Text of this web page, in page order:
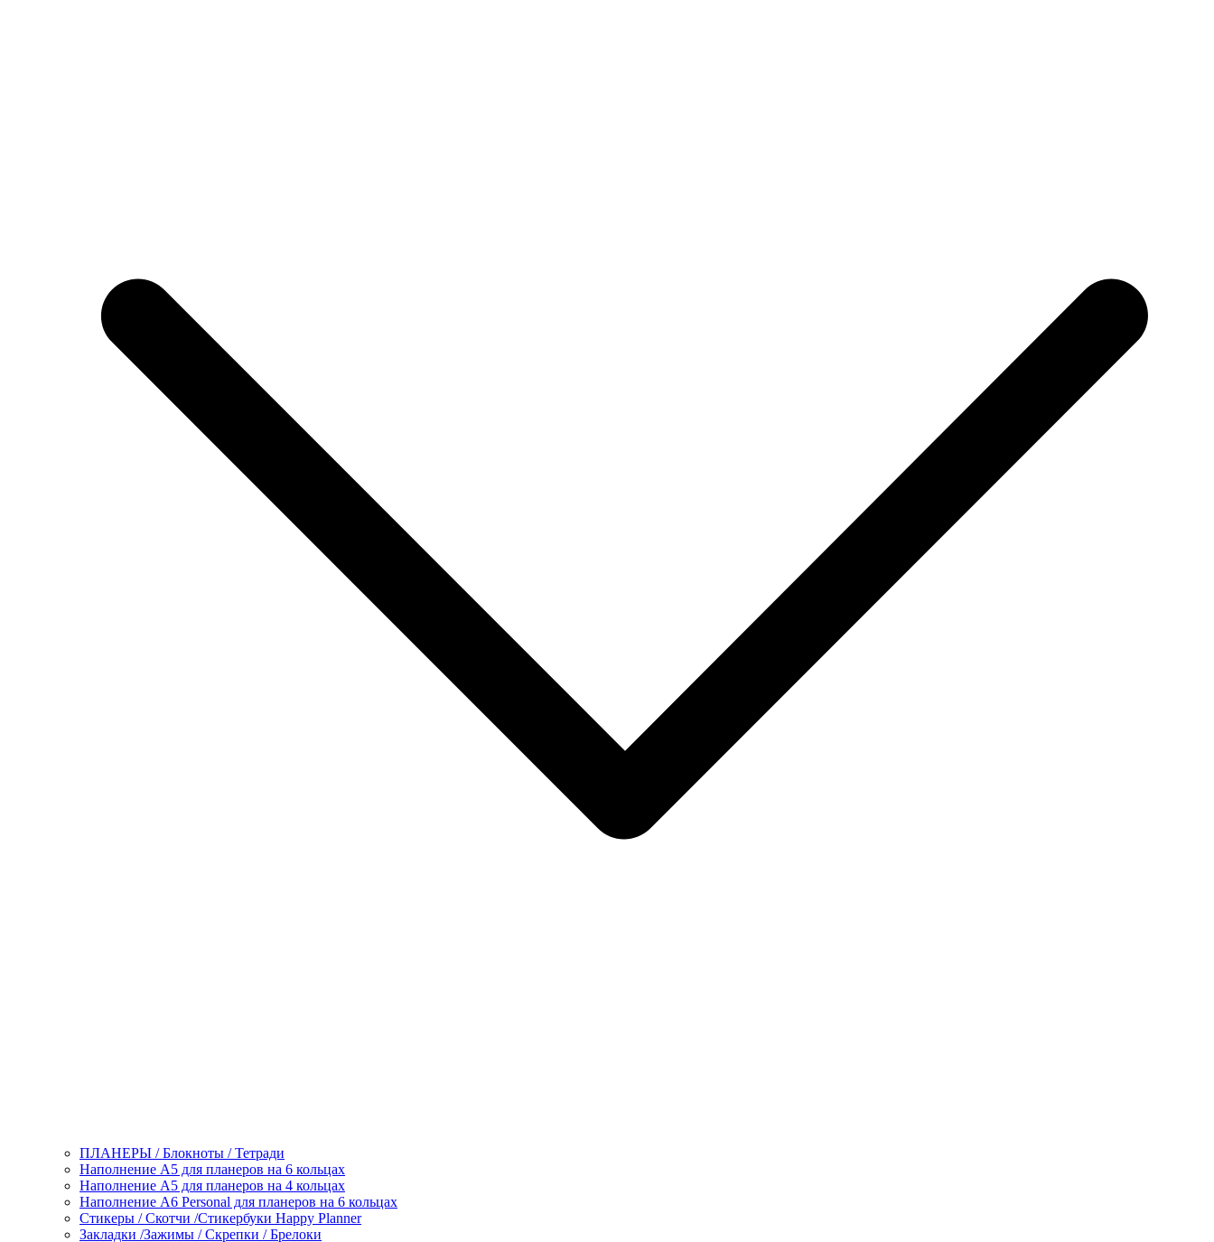
ПЛАНЕРЫ / Блокноты / Тетради
Наполнение А5 для планеров на 6 кольцах
Наполнение А5 для планеров на 4 кольцах
Наполнение А6 Personal для планеров на 6 кольцах
Стикеры / Скотчи /Стикербуки Happy Planner
Закладки /Зажимы / Скрепки / Брелоки